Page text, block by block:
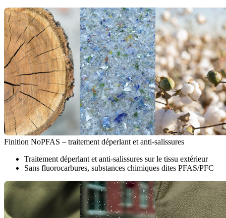
Finition NoPFAS – traitement déperlant et anti-salissures
Traitement déperlant et anti-salissures sur le tissu extérieur
Sans fluorocarbures, substances chimiques dites PFAS/PFC